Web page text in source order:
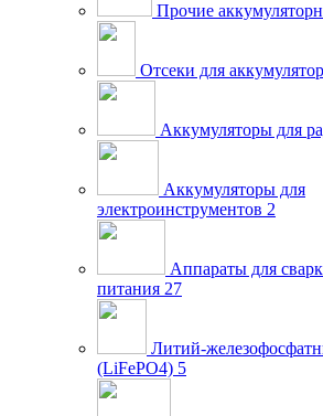
Прочие
Отсеки для
Аккумуляторы для
Аккумуляторы для
электроинструментов 2
Аппараты для
питания 27
Литий-
(LiFePO4) 5